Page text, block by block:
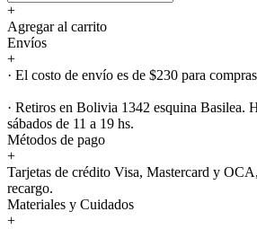
+
Agregar al carrito
Envíos
+
· El costo de envío es de $230 para
· Retiros en Bolivia 1342 esquina Basilea.
sábados de 11 a 19 hs.
Métodos de pago
+
Tarjetas de crédito Visa, Mastercard y
recargo.
Materiales y Cuidados
+